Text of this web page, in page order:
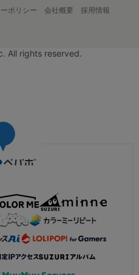
ポリシー 会社概要
採用情報
All rights reserved.